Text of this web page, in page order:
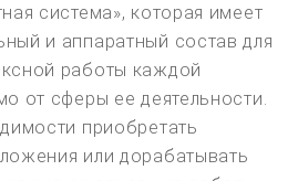
система», которая имеет
и аппаратный состав для
работы каждой
от сферы ее деятельности.
приобретать
или дорабатывать